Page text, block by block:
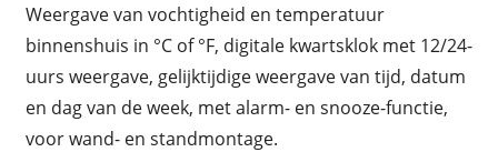
Weergave van vochtigheid en temperatuur
binnenshuis in °C of °F, digitale kwartsklok met 12/24-
uurs weergave, gelijktijdige weergave van tijd, datum
en dag van de week, met alarm- en snooze-functie,
voor wand- en standmontage.